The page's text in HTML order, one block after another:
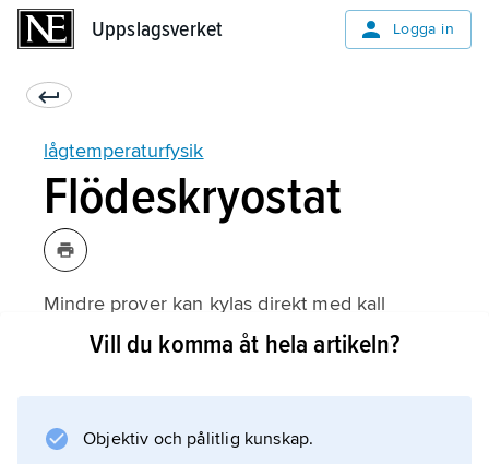
Uppslagsverket Logga in
lågtemperaturfysik
Flödeskryostat
Mindre prover kan kylas direkt med kall
heliumgas från ett förråd av flytande helium,
kan man variera temperaturen från
Vill du komma åt hela artikeln?
Objektiv och pålitlig kunskap.